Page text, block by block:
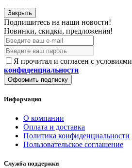
Закрыть
Подпишитесь на наши новости!
Новинки, скидки, предложения!
Я прочитал и согласен с условиями
конфиденциальности
Оформить подписку
Информация
О компании
Оплата и доставка
Политика конфиденциальности
Пользовательское соглашение
Служба поддержки